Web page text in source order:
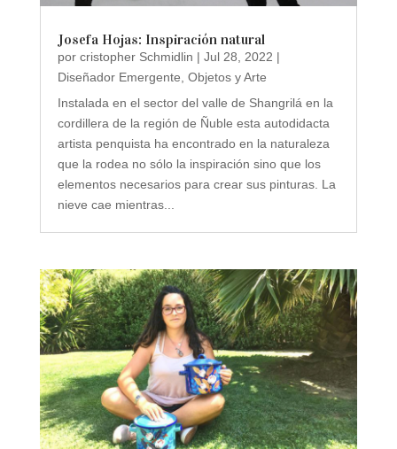
Josefa Hojas: Inspiración natural
por cristopher Schmidlin | Jul 28, 2022 |
Diseñador Emergente Objetos y Arte
Instalada en el sector del valle de Shangrilá en la
cordillera de la región de Ñuble esta autodidacta
artista penquista ha encontrado en la naturaleza
que la rodea no sólo la inspiración sino que los
elementos necesarios para crear sus pinturas. La
nieve cae mientras...